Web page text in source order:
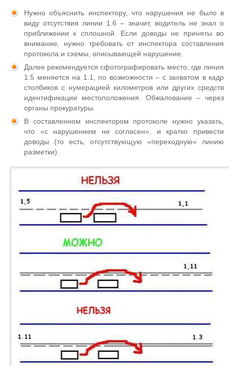
Нужно объяснить инспектору, что нарушения не было в
виду отсутствия линии 1.6 – значит, водитель не знал о
приближении к сплошной. Если доводы не приняты во
внимание, нужно требовать от инспектора составления
протокола и схемы, описывающей нарушение.
Далее рекомендуется сфотографировать место, где линия
1.5 меняется на 1.1, по возможности – с захватом в кадр
столбиков с нумерацией километров или других средств
идентификации местоположения. Обжалование – через
органы прокуратуры.
В составленном инспектором протоколе нужно указать,
что «с нарушением не согласен», и кратко привести
доводы (то есть, отсутствующую «переходную» линию
разметки).